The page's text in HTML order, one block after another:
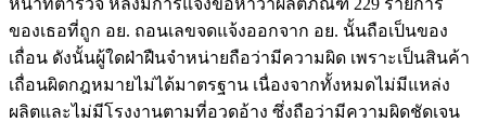
ของเธอที่ถูก อย. ถอนเลขจดแจ้งออกจาก อย. นั้นถือเป็นของ
เถื่อน ดังนั้นผู้ใดฝ่าฝืนจำหน่ายถือว่ามีความผิด เพราะเป็นสินค้า
เถื่อนผิดกฎหมายไม่ได้มาตรฐาน เนื่องจากทั้งหมดไม่มีแหล่ง
ผลิตและไม่มีโรงงานตามที่อวดอ้าง ซึ่งถือว่ามีความผิดชัดเจน